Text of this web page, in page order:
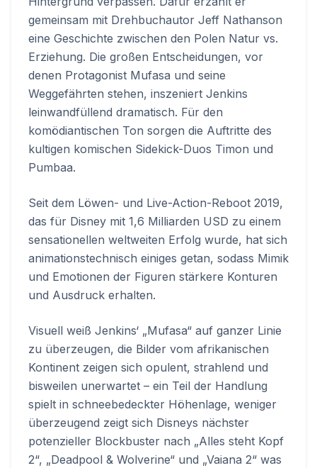
gemeinsam mit Drehbuchautor Jeff Nathanson
eine Geschichte zwischen den Polen Natur vs.
Erziehung. Die großen Entscheidungen, vor
denen Protagonist Mufasa und seine
Weggefährten stehen, inszeniert Jenkins
leinwandfüllend dramatisch. Für den
komödiantischen Ton sorgen die Auftritte des
kultigen komischen Sidekick-Duos Timon und
Pumbaa.
Seit dem Löwen- und Live-Action-Reboot 2019,
das für Disney mit 1,6 Milliarden USD zu einem
sensationellen weltweiten Erfolg wurde, hat sich
animationstechnisch einiges getan, sodass Mimik
und Emotionen der Figuren stärkere Konturen
und Ausdruck erhalten.
Visuell weiß Jenkins‘ „Mufasa“ auf ganzer Linie
zu überzeugen, die Bilder vom afrikanischen
Kontinent zeigen sich opulent, strahlend und
bisweilen unerwartet – ein Teil der Handlung
spielt in schneebedeckter Höhenlage, weniger
überzeugend zeigt sich Disneys nächster
potenzieller Blockbuster nach „Alles steht Kopf
2“, „Deadpool & Wolverine“ und „Vaiana 2“ was